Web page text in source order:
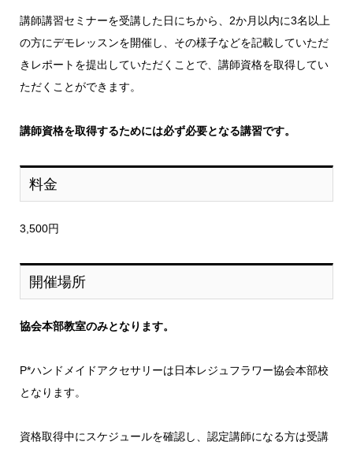
講師講習セミナーを受講した日にちから、2か月以内に3名以上
の方にデモレッスンを開催し、その様子などを記載していただ
きレポートを提出していただくことで、講師資格を取得してい
ただくことができます。
講師資格を取得するためには必ず必要となる講習です。
料金
3,500円
開催場所
協会本部教室のみとなります。
P*ハンドメイドアクセサリーは日本レジュフラワー協会本部校
となります。
資格取得中にスケジュールを確認し、認定講師になる方は受講